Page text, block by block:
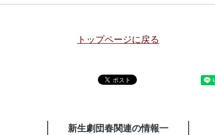
トップページに戻る
新生劇団春関連の情報